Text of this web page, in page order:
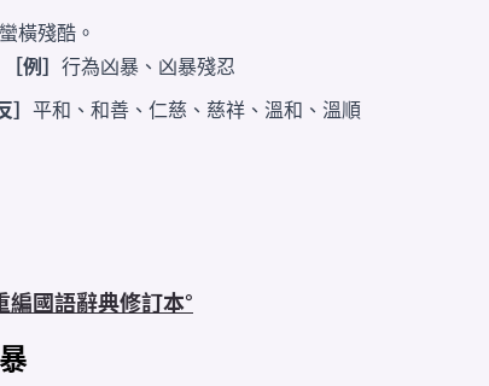
蠻橫殘酷。
［例］ 行為凶暴、凶暴殘忍
］ 平和 、 和善 、 仁慈 、 慈祥 、 溫和 、 溫順
編國語辭典修訂本